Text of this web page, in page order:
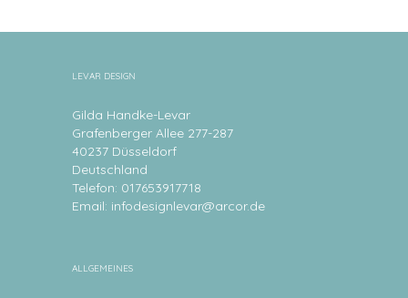
LEVAR DESIGN
Gilda Handke-Levar
Grafenberger Allee 277-287
40237 Düsseldorf
Deutschland
Telefon: 017653917718
Email: infodesignlevar@arcor.de
ALLGEMEINES